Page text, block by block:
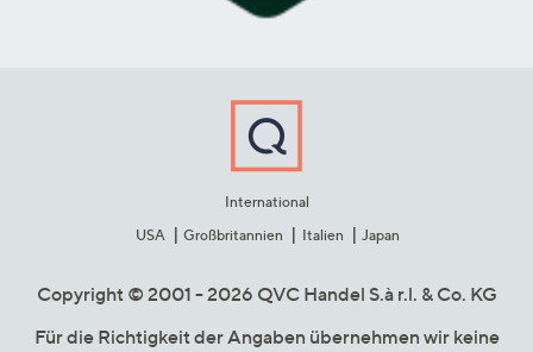
International
USA
Großbritannien Italien Japan
Copyright © 2001 - 2026 QVC Handel S.à r.l. & Co. KG
Für die Richtigkeit der Angaben übernehmen wir keine